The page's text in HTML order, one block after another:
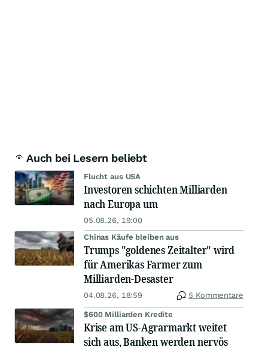
Auch bei Lesern beliebt
Flucht aus USA
Investoren schichten Milliarden
nach Europa um
05.08.26, 19:00
Chinas Käufe bleiben aus
Trumps "goldenes Zeitalter" wird
für Amerikas Farmer zum
Milliarden-Desaster
04.08.26, 18:59 5 Kommentare
$600 Milliarden Kredite
Krise am US-Agrarmarkt weitet
sich aus, Banken werden nervös